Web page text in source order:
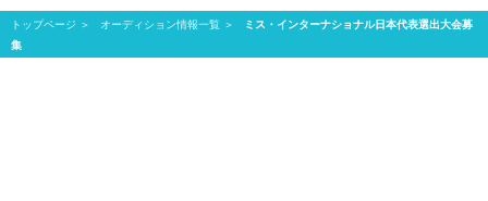
トップページ オーディション情報一覧
ミス・インターナショナル日本代表選出大会募
集